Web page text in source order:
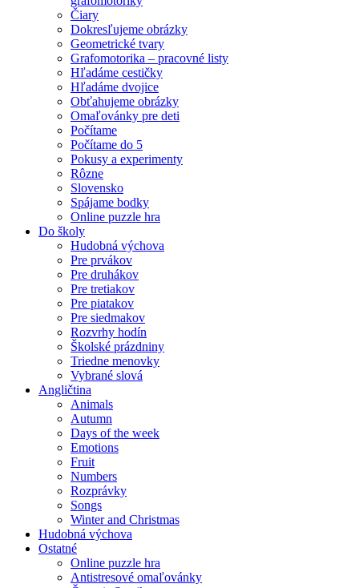
Čiary
Dokresľujeme obrázky
Geometrické tvary
Grafomotorika – pracovné listy
Hľadáme cestičky
Hľadáme dvojice
Obťahujeme obrázky
Omaľovánky pre deti
Počítame
Počítame do 5
Pokusy a experimenty
Rôzne
Slovensko
Spájame bodky
Online puzzle hra
Do školy
Hudobná výchova
Pre prvákov
Pre druhákov
Pre tretiakov
Pre piatakov
Pre siedmakov
Rozvrhy hodín
Školské prázdniny
Triedne menovky
Vybrané slová
Angličtina
Animals
Autumn
Days of the week
Emotions
Fruit
Numbers
Rozprávky
Songs
Winter and Christmas
Hudobná výchova
Ostatné
Online puzzle hra
Antistresové omaľovánky